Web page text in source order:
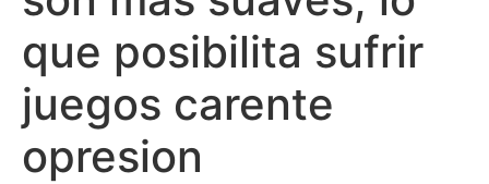
que posibilita sufrir
juegos carente
opresion